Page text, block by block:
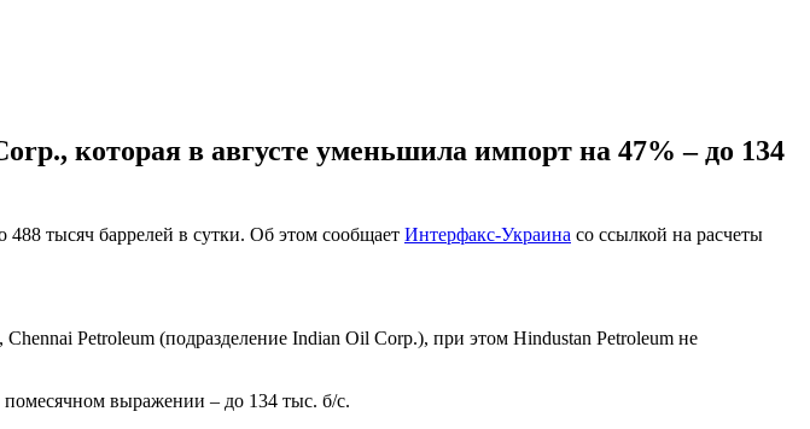
которая в августе уменьшила импорт на 47% – до 134
тысяч баррелей в сутки. Об этом сообщает Интерфакс-Украина со ссылкой на расчеты
Petroleum (подразделение Indian Oil Corp.), при этом Hindustan Petroleum не
выражении – до 134 тыс. б/с.